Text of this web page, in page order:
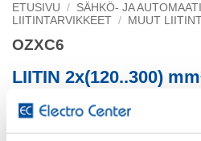
ETUSIVU / SÄHKÖ- JA
LIITINTARVIKKEET / MUUT
OZXC6
LIITIN 2x(120..300)
13 ø
1SCA022168R8600